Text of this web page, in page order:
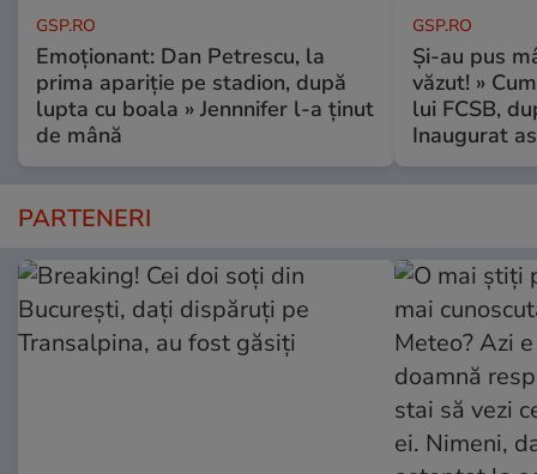
GSP.RO
Emoționant: Dan Petrescu, la
prima apariție pe stadion, după
lupta cu boala » Jennnifer l-a ținut
de mână
GSP.RO
Și-au pus
văzut! »
lui FCSB,
Inaugurat
PARTENERI